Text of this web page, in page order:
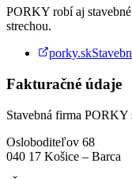
PORKY robí aj
strechou.
porky.sk
Fakturačné údaje
Stavebná firma PORKY
Osloboditeľov 68
040 17 Košice – Barca